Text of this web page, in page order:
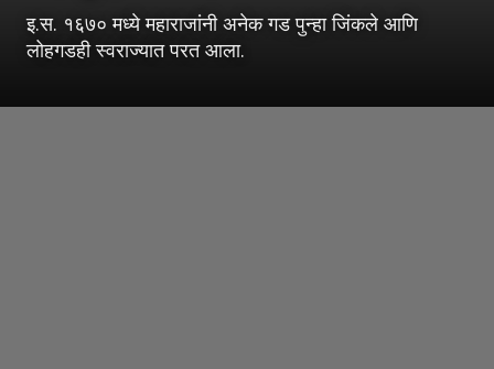
इ.स. १६७० मध्ये महाराजांनी अनेक गड पुन्हा जिंकले आणि
लोहगडही स्वराज्यात परत आला.